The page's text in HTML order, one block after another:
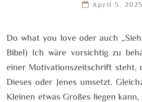
April 5,
Do what you love oder auch
Bibel) Ich wäre vorsichtig zu
einer Motivationszeitschrift steht,
Dieses oder Jenes umsetzt.
Kleinen etwas Großes liegen